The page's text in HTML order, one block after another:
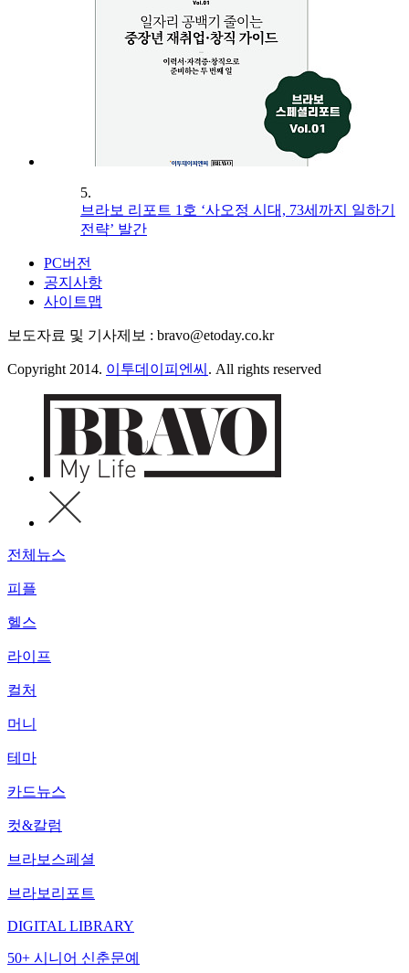
5.
브라보 리포트 1호 ‘사오정 시대, 73세까지 일하기
전략’ 발간
PC버전
공지사항
사이트맵
보도자료 및 기사제보 : bravo@etoday.co.kr
Copyright 2014. 이투데이피엔씨 . All rights reserved
전체뉴스
피플
헬스
라이프
컬처
머니
테마
카드뉴스
컷&칼럼
브라보스페셜
브라보리포트
DIGITAL LIBRARY
50+ 시니어 신춘문예